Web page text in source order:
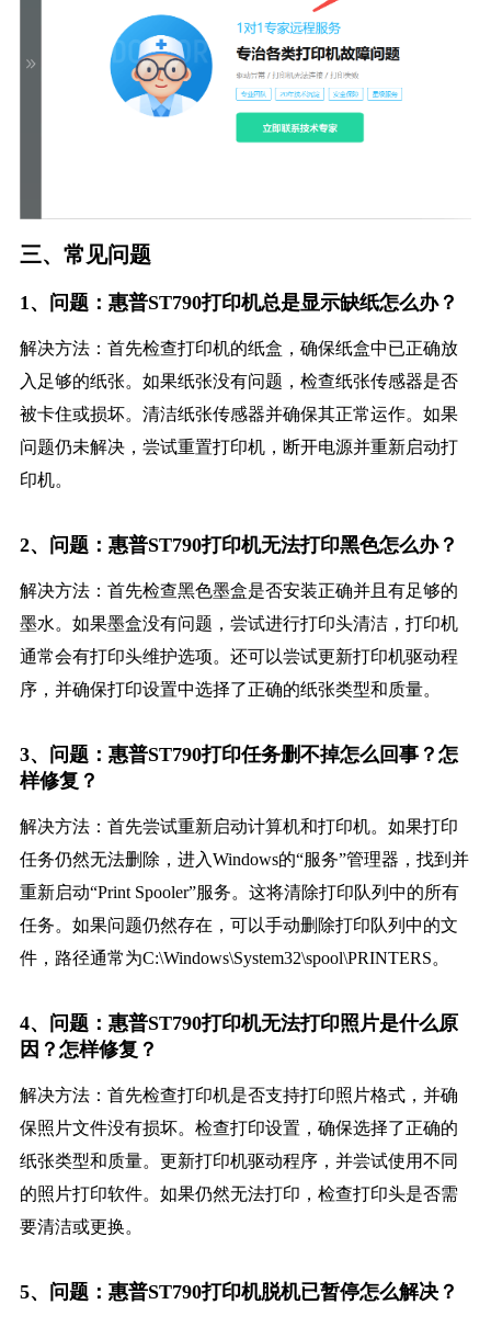
三、常见问题
1、问题：惠普ST790打印机总是显示缺纸怎么办？
解决方法：首先检查打印机的纸盒，确保纸盒中已正确放
入足够的纸张。如果纸张没有问题，检查纸张传感器是否
被卡住或损坏。清洁纸张传感器并确保其正常运作。如果
问题仍未解决，尝试重置打印机，断开电源并重新启动打
印机。
2、问题：惠普ST790打印机无法打印黑色怎么办？
解决方法：首先检查黑色墨盒是否安装正确并且有足够的
墨水。如果墨盒没有问题，尝试进行打印头清洁，打印机
通常会有打印头维护选项。还可以尝试更新打印机驱动程
序，并确保打印设置中选择了正确的纸张类型和质量。
3、问题：惠普ST790打印任务删不掉怎么回事？怎
样修复？
解决方法：首先尝试重新启动计算机和打印机。如果打印
任务仍然无法删除，进入Windows的“服务”管理器，找到并
重新启动“Print Spooler”服务。这将清除打印队列中的所有
任务。如果问题仍然存在，可以手动删除打印队列中的文
件，路径通常为C:\Windows\System32\spool\PRINTERS。
4、问题：惠普ST790打印机无法打印照片是什么原
因？怎样修复？
解决方法：首先检查打印机是否支持打印照片格式，并确
保照片文件没有损坏。检查打印设置，确保选择了正确的
纸张类型和质量。更新打印机驱动程序，并尝试使用不同
的照片打印软件。如果仍然无法打印，检查打印头是否需
要清洁或更换。
5、问题：惠普ST790打印机脱机已暂停怎么解决？